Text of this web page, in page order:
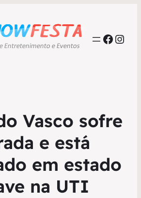
Vasco sofre
e está
em estado
na UTI